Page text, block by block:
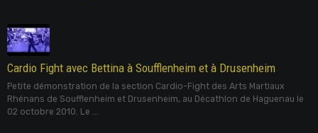
Cardio Fight avec Bettina à Soufflenheim et à Drusenheim
Petite démonstration de la section Cardio-Fight des Arts Martiaux
Rhénans de Soufflenheim et Drusenheim, au Décathlon de Haguenau le
02 octobre 2010. Le ...